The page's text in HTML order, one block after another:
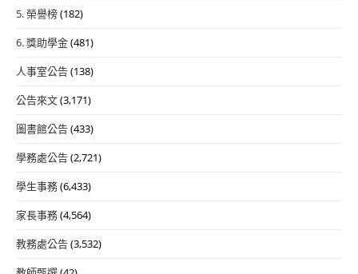
5. 榮譽榜(182)
6. 獎助學金(481)
人事室公告(138)
公告來文(3,171)
圖書館公告(433)
學務處公告(2,721)
學生事務(6,433)
家長事務(4,564)
教務處公告(3,532)